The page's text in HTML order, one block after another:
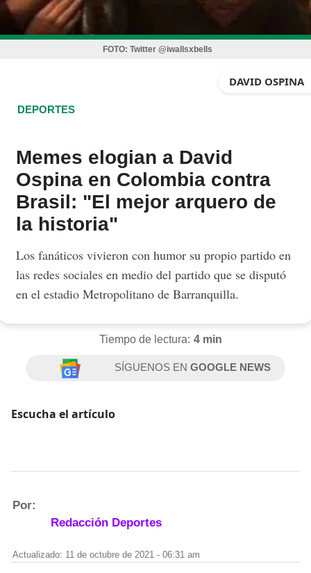
FOTO: Twitter @iwallsxbells
DAVID OSPINA
DEPORTES
Memes elogian a David
Ospina en Colombia contra
Brasil: "El mejor arquero de
la historia"
Los fanáticos vivieron con humor su propio partido en
las redes sociales en medio del partido que se disputó
en el estadio Metropolitano de Barranquilla.
Tiempo de lectura: 4 min
SÍGUENOS ENGOOGLE NEWS
Escucha el artículo
Por:
Redacción Deportes
Actualizado: 11 de octubre de 2021 - 06:31 am